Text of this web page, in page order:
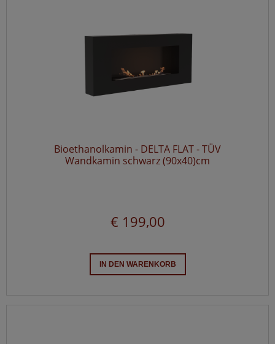
Bioethanolkamin - DELTA FLAT - TÜV
Wandkamin schwarz (90x40)cm
€ 199,00
IN DEN WARENKORB